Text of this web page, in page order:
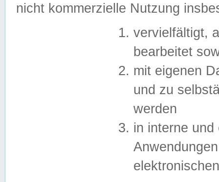
nicht kommerzielle Nutzung
vervielfältigt,
bearbeitet
mit eigenen
und zu
werden
in interne